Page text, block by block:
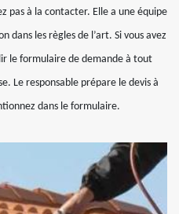
pas à la contacter. Elle a une équipe
dans les règles de l’art. Si vous avez
le formulaire de demande à tout
Le responsable prépare le devis à
dans le formulaire.